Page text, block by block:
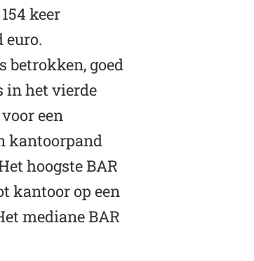
keer
euro.
betrokken, goed
in het vierde
een
kantoorpand
hoogste BAR
kantoor op een
mediane BAR